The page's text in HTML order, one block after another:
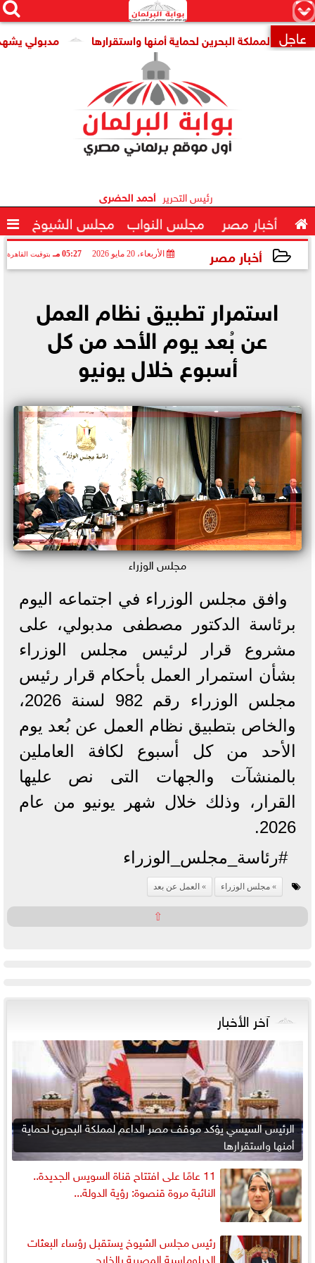
×


 عاجل مدبولي يشهد البحرين لحماية أمنها واستقرارها
رئيس التحرير أحمد الحضرى
 أخبار مصر مجلس النواب مجلس الشيوخ 
أخبار مصر الأربعاء، 20 مايو 2026 05:27 مـ بتوقيت القاهرة
استمرار تطبيق نظام العمل
عن بُعد يوم الأحد من كل
أسبوع خلال يونيو
مجلس الوزراء
وافق مجلس الوزراء في اجتماعه اليوم
برئاسة الدكتور مصطفى مدبولي، على
مشروع قرار لرئيس مجلس الوزراء
بشأن استمرار العمل بأحكام قرار رئيس
مجلس الوزراء رقم 982 لسنة 2026،
والخاص بتطبيق نظام العمل عن بُعد يوم
الأحد من كل أسبوع لكافة العاملين
بالمنشآت والجهات التى نص عليها
القرار، وذلك خلال شهر يونيو من عام
2026.
#رئاسة_مجلس_الوزراء
مجلس الوزراء العمل عن بعد
⇧
آخر الأخبار
الرئيس السيسي يؤكد موقف مصر الداعم لمملكة البحرين لحماية
أمنها واستقرارها
11 عامًا على افتتاح قناة السويس الجديدة..
النائبة مروة قنصوة: رؤية الدولة...
رئيس مجلس الشيوخ يستقبل رؤساء البعثات
الدبلوماسية المصرية بالخارج